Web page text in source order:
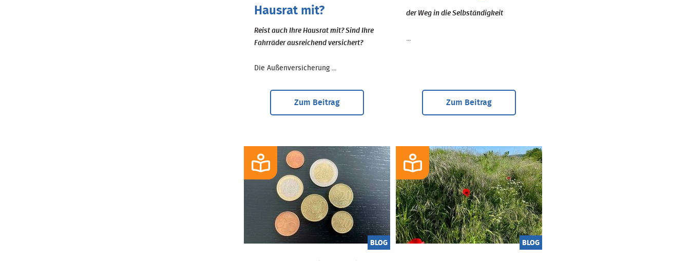
Hausrat mit?
Reist auch Ihre Hausrat mit? Sind Ihre
Fahrräder ausreichend versichert?
Die Außenversicherung ...
Zum Beitrag
der Weg in die Selbständigkeit
...
Zum Beitrag
BLOG BLOG